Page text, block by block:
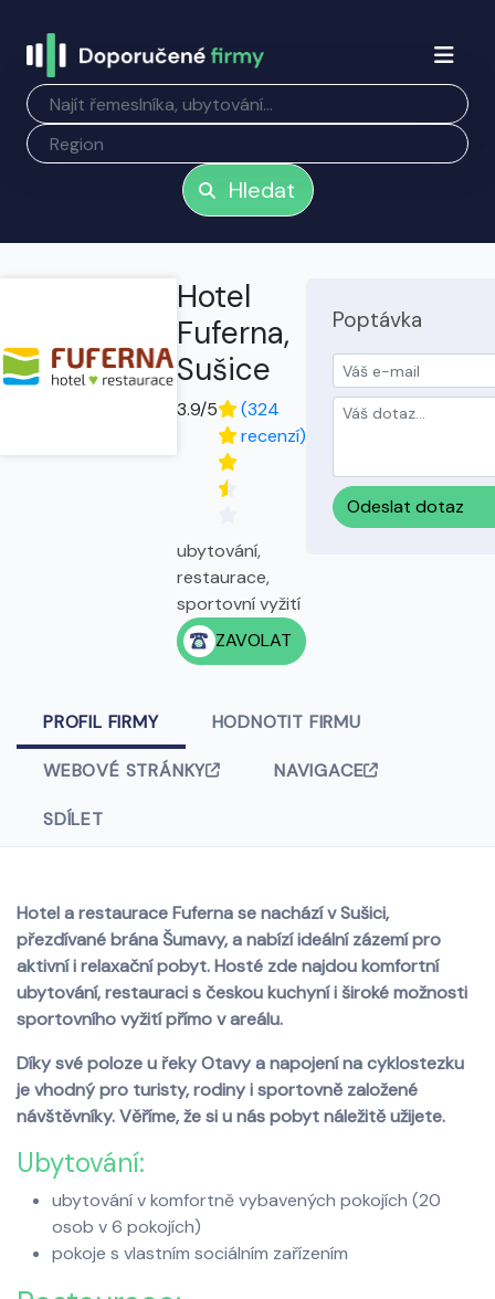
Hledat
Hotel
Fuferna,
Sušice
3.9/5
(324
recenzí)
ubytování,
restaurace,
sportovní vyžití
ZAVOLAT
Poptávka
Odeslat dotaz
PROFIL FIRMY HODNOTIT FIRMU
WEBOVÉ STRÁNKY NAVIGACE
SDÍLET
Hotel a restaurace Fuferna se nachází v Sušici,
přezdívané brána Šumavy, a nabízí ideální zázemí pro
aktivní i relaxační pobyt. Hosté zde najdou komfortní
ubytování, restauraci s českou kuchyní i široké možnosti
sportovního vyžití přímo v areálu.
Díky své poloze u řeky Otavy a napojení na cyklostezku
je vhodný pro turisty, rodiny i sportovně založené
návštěvníky. Věříme, že si u nás pobyt náležitě užijete.
Ubytování:
ubytování v komfortně vybavených pokojích (20
osob v 6 pokojích)
pokoje s vlastním sociálním zařízením